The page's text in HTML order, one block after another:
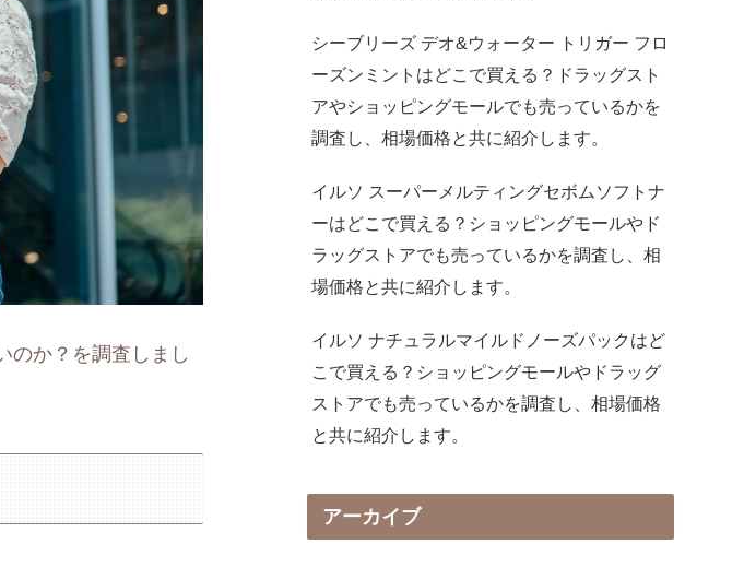
のか？を調査しまし
シーブリーズ デオ&ウォーター トリガー フロ
ーズンミントはどこで買える？ドラッグスト
アやショッピングモールでも売っているかを
調査し、相場価格と共に紹介します。
イルソ スーパーメルティングセボムソフトナ
ーはどこで買える？ショッピングモールやド
ラッグストアでも売っているかを調査し、相
場価格と共に紹介します。
イルソ ナチュラルマイルドノーズパックはど
こで買える？ショッピングモールやドラッグ
ストアでも売っているかを調査し、相場価格
と共に紹介します。
アーカイブ